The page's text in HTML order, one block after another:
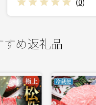
すめ返礼品